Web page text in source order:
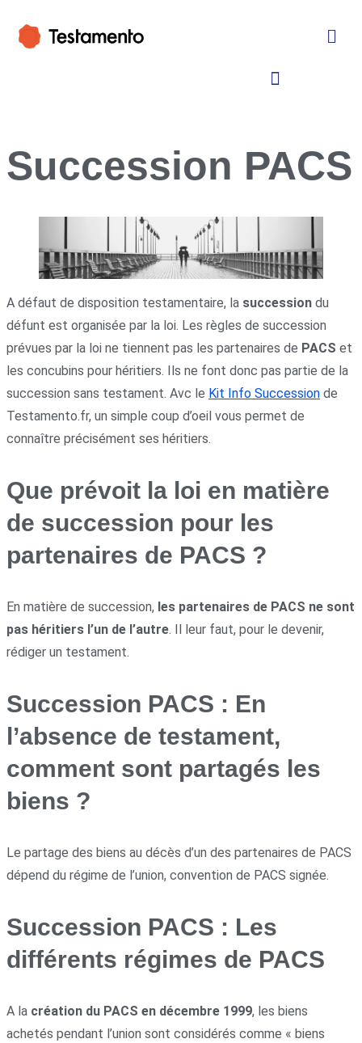
Succession PACS
A défaut de disposition testamentaire, la succession du
défunt est organisée par la loi. Les règles de succession
prévues par la loi ne tiennent pas les partenaires de PACS et
les concubins pour héritiers. Ils ne font donc pas partie de la
succession sans testament. Avc le Kit Info Succession de
Testamento.fr, un simple coup d’oeil vous permet de
connaître précisément ses héritiers.
Que prévoit la loi en matière
de succession pour les
partenaires de PACS ?
En matière de succession, les partenaires de PACS ne sont
pas héritiers l’un de l’autre. Il leur faut, pour le devenir,
rédiger un testament.
Succession PACS : En
l’absence de testament,
comment sont partagés les
biens ?
Le partage des biens au décès d’un des partenaires de PACS
dépend du régime de l’union, convention de PACS signée.
Succession PACS : Les
différents régimes de PACS
A la création du PACS en décembre 1999, les biens
achetés pendant l’union sont considérés comme « biens